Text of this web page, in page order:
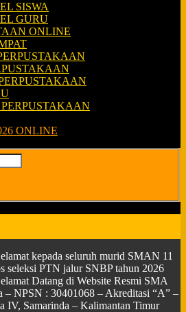
SISWA
GURU
ONLINE
ONLINE
kepada seluruh murid SMAN 11
seleksi PTN jalur SNBP tahun 2026
Datang di Website Resmi SMA
– NPSN : 30401068 – Akreditasi “A” –
IV, Samarinda – Kalimantan Timur